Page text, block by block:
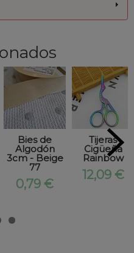
Bies de
Algodón
3cm - Beige
77
0,79 €
Tijeras
Cigüeña
Rainbow
12,09 €